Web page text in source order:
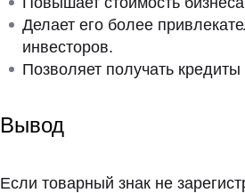
Делает его более
инвесторов.
Позволяет получать
Вывод
Если товарный знак не